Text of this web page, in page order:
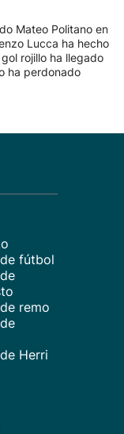
Mateo Politano en
Lucca ha hecho
rojillo ha llegado
ha perdonado
fútbol
remo
Herri